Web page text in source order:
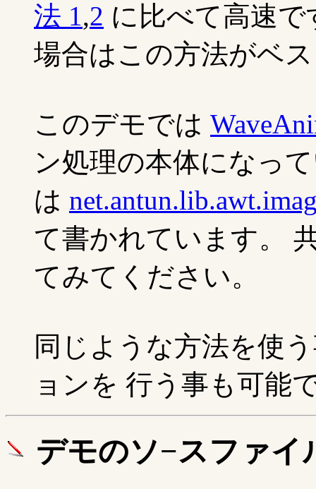
法 1,2 に比べて高速で
場合はこの方法がベ
このデモでは
ン処理の本体になっ
は
て書かれています。
てみてください。
同じような方法を使
ョンを 行う事も可能
デモのソ−スファイ